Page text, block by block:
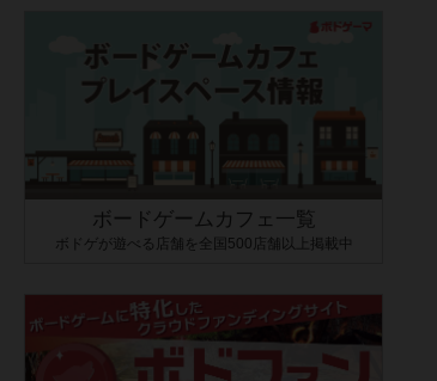
ボードゲームカフェ一覧
ボドゲが遊べる店舗を全国500店舗以上掲載中